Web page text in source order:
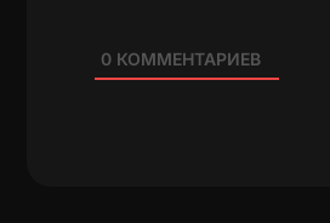
0КОММЕНТАРИЕВ